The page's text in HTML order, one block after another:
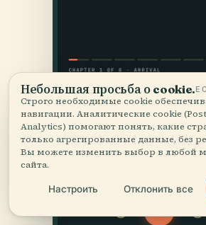
Небольшая просьба о cookie.
Строго необходимые cookie
навигации. Аналитические cookie
Analytics) помогают понять, какие
только агрегированные данные, без
Вы можете изменить выбор в любой
сайта.
Настроить Отклонить все